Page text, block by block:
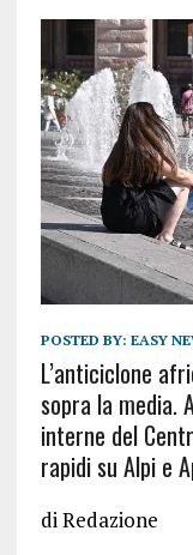
POSTED BY: EASY
L’anticiclone
sopra la media.
interne del
rapidi su Alpi e
di Redazione